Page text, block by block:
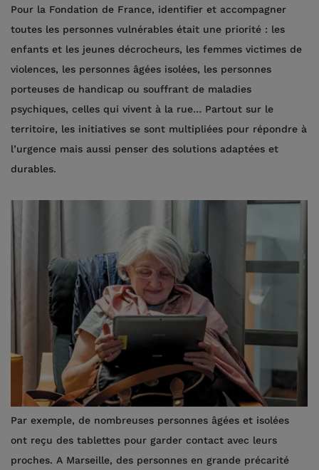
Pour la Fondation de France, identifier et accompagner
toutes les personnes vulnérables était une priorité : les
enfants et les jeunes décrocheurs, les femmes victimes de
violences, les personnes âgées isolées, les personnes
porteuses de handicap ou souffrant de maladies
psychiques, celles qui vivent à la rue… Partout sur le
territoire, les initiatives se sont multipliées pour répondre à
l’urgence mais aussi penser des solutions adaptées et
durables.
Par exemple, de nombreuses personnes âgées et isolées
ont reçu des tablettes pour garder contact avec leurs
proches. A Marseille, des personnes en grande précarité